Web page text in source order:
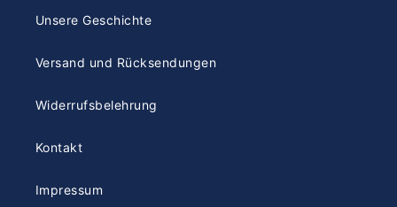
Unsere Geschichte
Versand und Rücksendungen
Widerrufsbelehrung
Kontakt
Impressum